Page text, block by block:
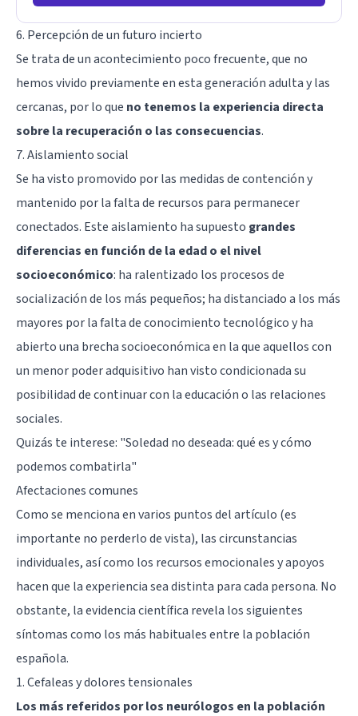
6. Percepción de un futuro incierto
Se trata de un acontecimiento poco frecuente, que no
hemos vivido previamente en esta generación adulta y las
cercanas, por lo que no tenemos la experiencia directa
sobre la recuperación o las consecuencias.
7. Aislamiento social
Se ha visto promovido por las medidas de contención y
mantenido por la falta de recursos para permanecer
conectados. Este aislamiento ha supuesto grandes
diferencias en función de la edad o el nivel
socioeconómico: ha ralentizado los procesos de
socialización de los más pequeños; ha distanciado a los más
mayores por la falta de conocimiento tecnológico y ha
abierto una brecha socioeconómica en la que aquellos con
un menor poder adquisitivo han visto condicionada su
posibilidad de continuar con la educación o las relaciones
sociales.
Quizás te interese: "Soledad no deseada: qué es y cómo
podemos combatirla"
Afectaciones comunes
Como se menciona en varios puntos del artículo (es
importante no perderlo de vista), las circunstancias
individuales, así como los recursos emocionales y apoyos
hacen que la experiencia sea distinta para cada persona. No
obstante, la evidencia científica revela los siguientes
síntomas como los más habituales entre la población
española.
1. Cefaleas y dolores tensionales
Los más referidos por los neurólogos en la población